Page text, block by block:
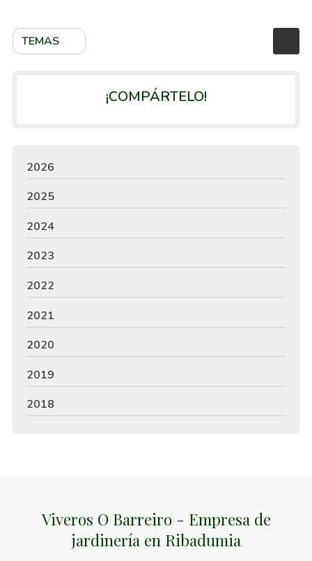
TEMAS
¡COMPÁRTELO!
2026
2025
2024
2023
2022
2021
2020
2019
2018
Viveros O Barreiro - Empresa de
jardinería en Ribadumia